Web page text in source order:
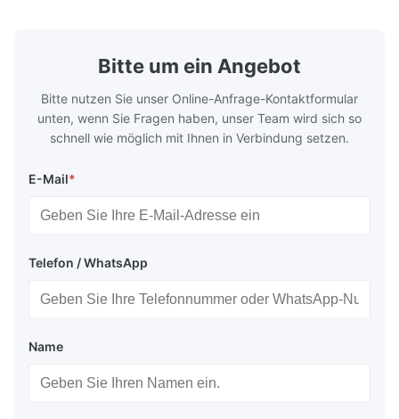
Bitte um ein Angebot
Bitte nutzen Sie unser Online-Anfrage-Kontaktformular
unten, wenn Sie Fragen haben, unser Team wird sich so
schnell wie möglich mit Ihnen in Verbindung setzen.
E-Mail*
Telefon / WhatsApp
Name